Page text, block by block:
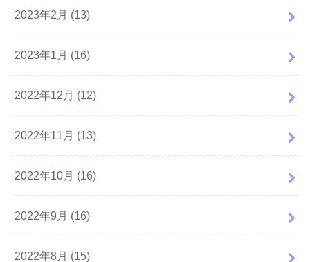
2023年2月 (13)
2023年1月 (16)
2022年12月 (12)
2022年11月 (13)
2022年10月 (16)
2022年9月 (16)
2022年8月 (15)